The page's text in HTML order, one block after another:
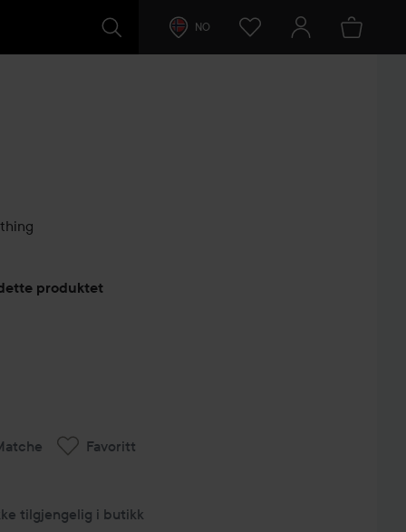
NO
produktet
Favoritt
tilgjengelig i butikk